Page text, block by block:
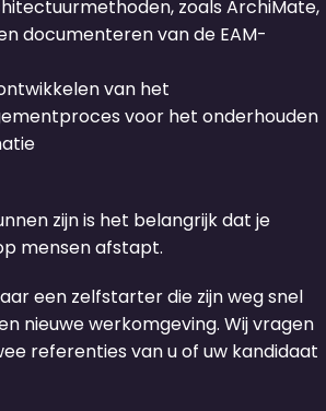
zoals ArchiMate,
documenteren van de EAM-
van het
voor het onderhouden
zijn is het belangrijk dat je
mensen afstapt.
een zelfstarter die zijn weg snel
nieuwe werkomgeving. Wij vragen
referenties van u of uw kandidaat